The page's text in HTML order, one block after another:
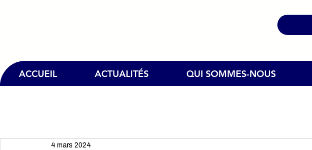
ACCUEIL ACTUALITÉS QUI SOMMES-NOUS
4 mars 2024